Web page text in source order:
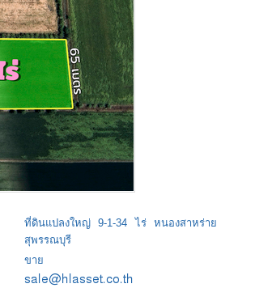
ที่ดินแปลงใหญ่ 9-1-34 ไร่ หนองสาหร่าย
สุพรรณบุรี
ขาย